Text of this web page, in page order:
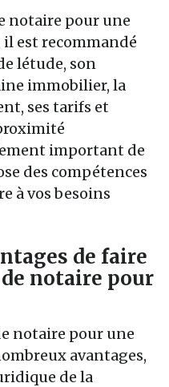
notaire pour une
est recommandé
létude, son
immobilier, la
ses tarifs et
important de
des compétences
à vos besoins
de faire
notaire pour
notaire pour une
avantages,
de la